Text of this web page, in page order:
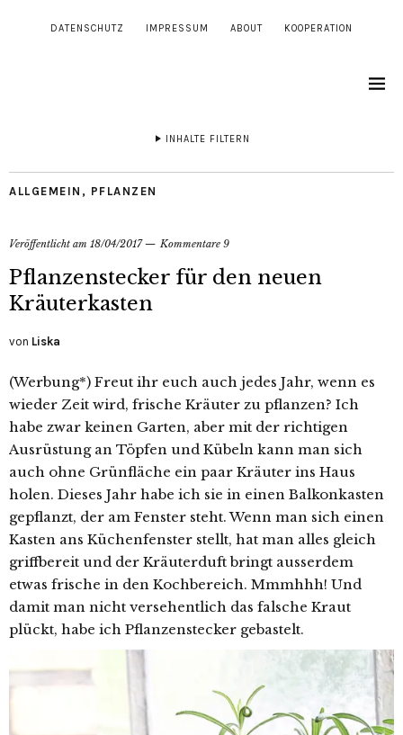
DATENSCHUTZ IMPRESSUM ABOUT KOOPERATION
INHALTE FILTERN
ALLGEMEIN , PFLANZEN
Veröffentlicht am 18/04/2017 Kommentare 9
Pflanzenstecker für den neuen
Kräuterkasten
von Liska
(Werbung*) Freut ihr euch auch jedes Jahr, wenn es
wieder Zeit wird, frische Kräuter zu pflanzen? Ich
habe zwar keinen Garten, aber mit der richtigen
Ausrüstung an Töpfen und Kübeln kann man sich
auch ohne Grünfläche ein paar Kräuter ins Haus
holen. Dieses Jahr habe ich sie in einen Balkonkasten
gepflanzt, der am Fenster steht. Wenn man sich einen
Kasten ans Küchenfenster stellt, hat man alles gleich
griffbereit und der Kräuterduft bringt ausserdem
etwas frische in den Kochbereich. Mmmhhh! Und
damit man nicht versehentlich das falsche Kraut
plückt, habe ich Pflanzenstecker gebastelt.